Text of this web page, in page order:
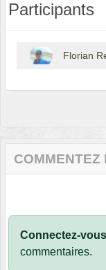
Participants
Florian
COMMENTEZ
Connectez-vous
commentaires.